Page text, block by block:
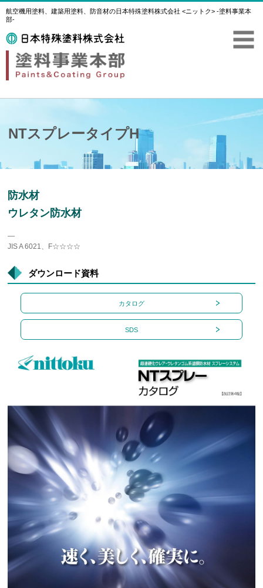
航空機用塗料、建築用塗料、防音材の日本特殊塗料株式会社 <ニットク> -塗料事業本
部-
NTスプレータイプH
防水材
ウレタン防水材
―
JIS A 6021、F☆☆☆☆
ダウンロード資料
カタログ
SDS